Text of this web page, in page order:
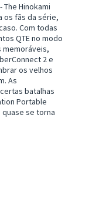
The Hinokami
os fãs da série,
Com todas
QTE no modo
memoráveis,
2 e
os velhos
As
batalhas
Portable
quase se torna